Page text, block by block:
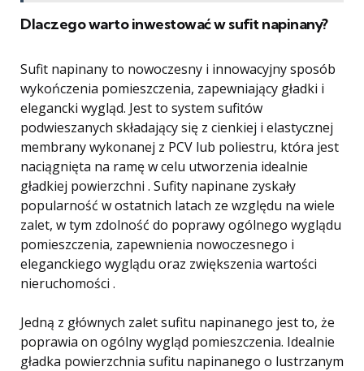
Dlaczego warto inwestować w sufit napinany?
Sufit napinany to nowoczesny i innowacyjny sposób
wykończenia pomieszczenia, zapewniający gładki i
elegancki wygląd. Jest to system sufitów
podwieszanych składający się z cienkiej i elastycznej
membrany wykonanej z PCV lub poliestru, która jest
naciągnięta na ramę w celu utworzenia idealnie
gładkiej powierzchni . Sufity napinane zyskały
popularność w ostatnich latach ze względu na wiele
zalet, w tym zdolność do poprawy ogólnego wyglądu
pomieszczenia, zapewnienia nowoczesnego i
eleganckiego wyglądu oraz zwiększenia wartości
nieruchomości .
Jedną z głównych zalet sufitu napinanego jest to, że
poprawia on ogólny wygląd pomieszczenia. Idealnie
gładka powierzchnia sufitu napinanego o lustrzanym